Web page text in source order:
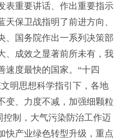
表重要讲话、作出重要指示
保卫战指明了前进方向、
、国务院作出一系列决策部
、成效之显著前所未有，我
速度最快的国家。“十四
明思想科学指引下，各地
变、力度不减，加强细颗粒
控制，大气污染防治工作迈
快产业绿色转型升级，重点